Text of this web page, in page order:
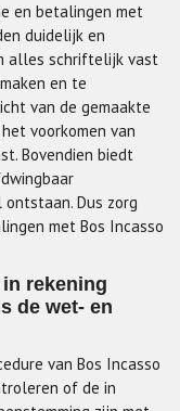
en betalingen met
duidelijk en
alles schriftelijk vast
en te
van de gemaakte
voorkomen van
Bovendien biedt
Dus zorg
met Bos Incasso
rekening
de wet- en
van Bos Incasso
of de in